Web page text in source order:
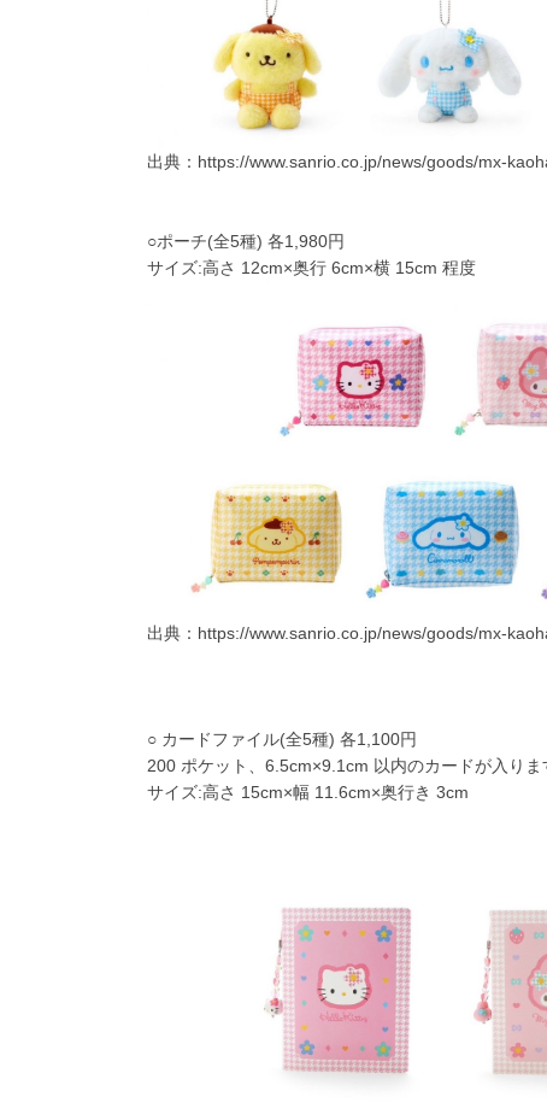
出典： https://www.sanrio.co.jp/news/goods/mx-
○ポーチ(全5種) 各1,980円
サイズ:高さ 12cm×奥行 6cm×横 15cm 程度
出典： https://www.sanrio.co.jp/news/goods/mx-
○ カードファイル(全5種) 各1,100円
200 ポケット、6.5cm×9.1cm 以内のカードが入りま
サイズ:高さ 15cm×幅 11.6cm×奥行き 3cm